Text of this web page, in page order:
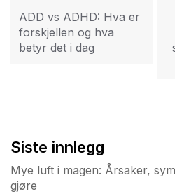
ADD vs ADHD: Hva er
forskjellen og hva
betyr det i dag
Siste innlegg
Mye luft i magen: Årsaker,
gjøre